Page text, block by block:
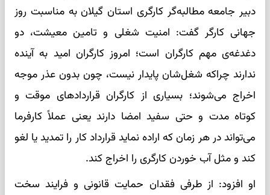
دبیر جامعه مطالبه‌گر کارگری استان گیلان به مناسبت روز
جهانی کارگر گفت: امنیت شغلی و تامین معیشت، دو
دغدغه‌ی مهم کارگران است؛ امروز کارگران امید به آینده
ندارند چراکه شغل‌شان پایدار نیست، چون بدون عذر موجه
اخراج می‌شوند؛ بسیاری از کارگران قراردادهای موقت و
کوتاه مدت و حتی سفید امضا دارند یعنی عملاً کارفرما
می‌تواند در هر زمان که اراده نماید قرارداد کار را تمدید یا لغو
کند و مثل آب خوردن کارگری را اخراج کند.
او افزود: از طرفی فقدان حمایت قانونی و فرایند سخت